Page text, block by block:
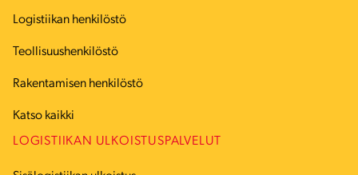
Logistiikan henkilöstö
Teollisuushenkilöstö
Rakentamisen henkilöstö
Katso kaikki
LOGISTIIKAN ULKOISTUSPALVELUT